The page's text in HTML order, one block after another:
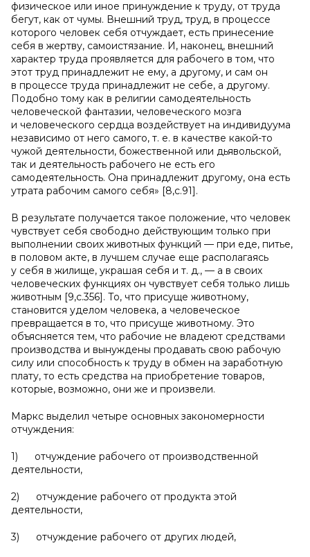
физическое или иное принуждение к труду, от труда
бегут, как от чумы. Внешний труд, труд, в процессе
которого человек себя отчуждает, есть принесение
себя в жертву, самоистязание. И, наконец, внешний
характер труда проявляется для рабочего в том, что
этот труд принадлежит не ему, а другому, и сам он
в процессе труда принадлежит не себе, а другому.
Подобно тому как в религии самодеятельность
человеческой фантазии, человеческого мозга
и человеческого сердца воздействует на индивидуума
независимо от него самого, т. е. в качестве какой-то
чужой деятельности, божественной или дьявольской,
так и деятельность рабочего не есть его
самодеятельность. Она принадлежит другому, она есть
утрата рабочим самого себя» [8,с.91].
В результате получается такое положение, что человек
чувствует себя свободно действующим только при
выполнении своих животных функций — при еде, питье,
в половом акте, в лучшем случае еще располагаясь
у себя в жилище, украшая себя и т. д., — а в своих
человеческих функциях он чувствует себя только лишь
животным [9,с.356]. То, что присуще животному,
становится уделом человека, а человеческое
превращается в то, что присуще животному. Это
объясняется тем, что рабочие не владеют средствами
производства и вынуждены продавать свою рабочую
силу или способность к труду в обмен на заработную
плату, то есть средства на приобретение товаров,
которые, возможно, они же и произвели.
Маркс выделил четыре основных закономерности
отчуждения:
1) отчуждение рабочего от производственной
деятельности,
2) отчуждение рабочего от продукта этой
деятельности,
3) отчуждение рабочего от других людей,